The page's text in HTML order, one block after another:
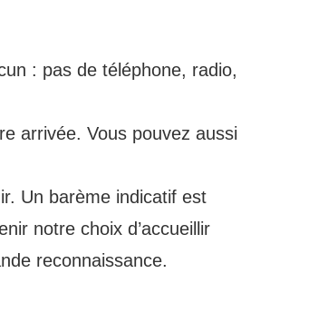
: pas de téléphone, radio,
arrivée. Vous pouvez aussi
Un barème indicatif est
notre choix d’accueillir
reconnaissance.